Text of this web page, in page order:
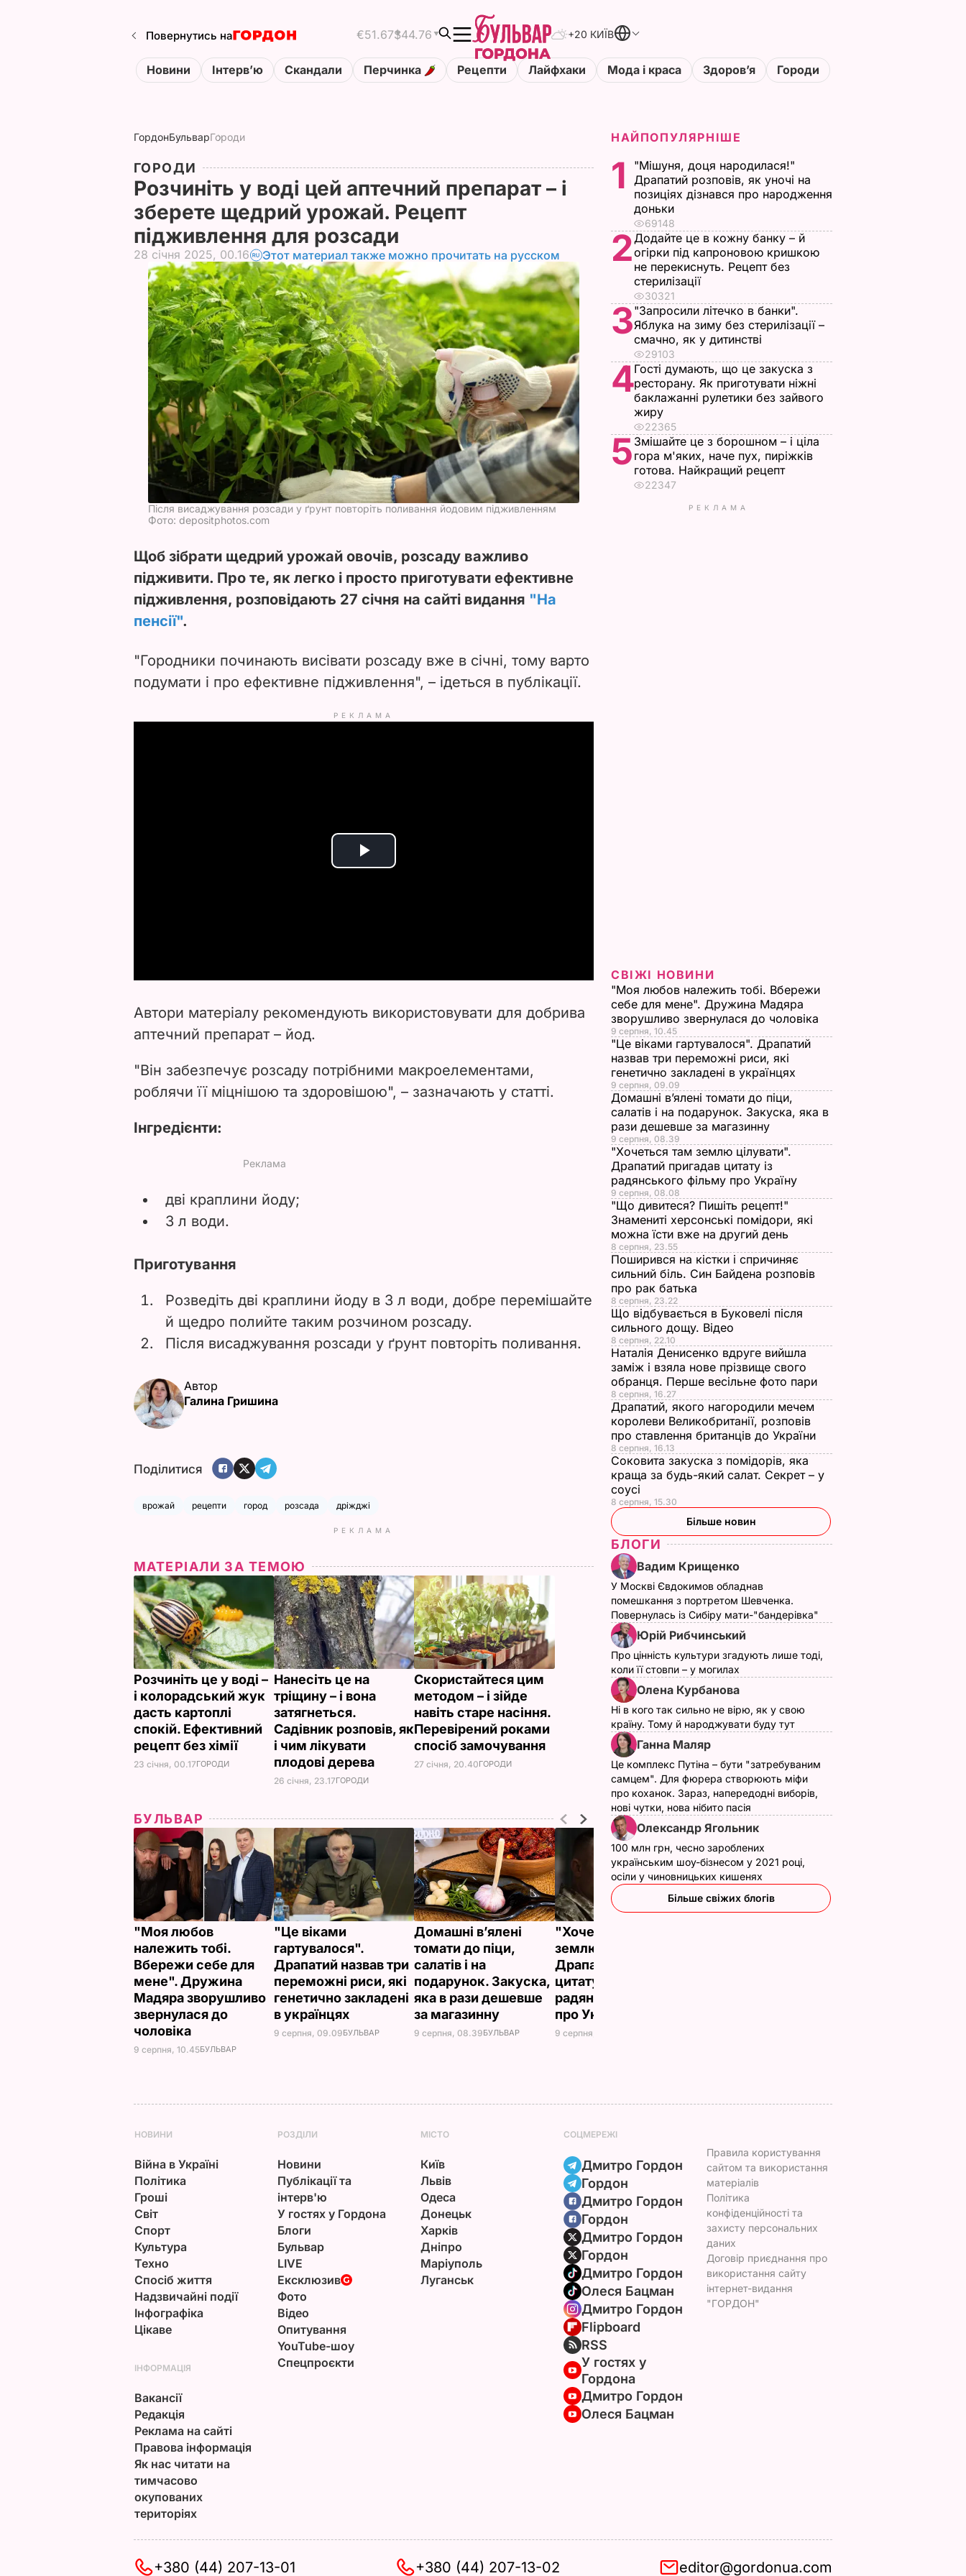
Повернутись на €51.67$44.76 +20 КИЇВ
Новини Інтервʼю Скандали Перчинка Рецепти Лайфхаки Мода і краса Здоровʼя Городи
ГордонБульварГороди
ГОРОДИ
Розчиніть у воді цей аптечний препарат – і
зберете щедрий урожай. Рецепт
підживлення для розсади
28 січня 2025, 00.16 Этот материал также можно прочитать на русском
Після висаджування розсади у ґрунт повторіть поливання йодовим підживленням
Фото: depositphotos.com
Щоб зібрати щедрий урожай овочів, розсаду важливо
підживити. Про те, як легко і просто приготувати ефективне
підживлення, розповідають 27 січня на сайті видання "На
пенсії".
"Городники починають висівати розсаду вже в січні, тому варто
подумати і про ефективне підживлення", – ідеться в публікації.
РЕКЛАМА
P
d
e
Автори матеріалу рекомендують використовувати для добрива
аптечний препарат – йод.
"Він забезпечує розсаду потрібними макроелементами,
роблячи її міцнішою та здоровішою", – зазначають у статті.
Інгредієнти:
дві краплини йоду;
3 л води.
Приготування
Розведіть дві краплини йоду в 3 л води, добре перемішайте
й щедро полийте таким розчином розсаду.
Після висаджування розсади у ґрунт повторіть поливання.
Автор
Галина Гришина
Поділитися
врожай рецепти город розсада дріжджі
РЕКЛАМА
МАТЕРІАЛИ ЗА ТЕМОЮ
Розчиніть це у воді –
і колорадський жук
дасть картоплі
спокій. Ефективний
рецепт без хімії
23 січня, 00.17ГОРОДИ
Нанесіть це на
тріщину – і вона
затягнеться.
Садівник розповів, як
і чим лікувати
плодові дерева
26 січня, 23.17ГОРОДИ
Скористайтеся цим
методом – і зійде
навіть старе насіння.
Перевірений роками
спосіб замочування
27 січня, 20.40ГОРОДИ
БУЛЬВАР
"Моя любов
належить тобі.
Вбережи себе для
мене". Дружина
Мадяра зворушливо
звернулася до
чоловіка
9 серпня, 10.45БУЛЬВАР
"Це віками
гартувалося".
Драпатий назвав три
переможні риси, які
генетично закладені
в українцях
9 серпня, 09.09БУЛЬВАР
Домашні в’ялені
томати до піци,
салатів і на
подарунок. Закуска,
яка в рази дешевше
за магазинну
9 серпня, 08.39БУЛЬВАР
"Хочеться там
землю цілувати".
Драпатий пригадав
цитату із
радянського фільму
про Україну
9 серпня, 08.08
НАЙПОПУЛЯРНІШЕ
1
"Мішуня, доця народилася!"
Драпатий розповів, як уночі на
позиціях дізнався про народження
доньки
69148
2Додайте це в кожну банку – й
огірки під капроновою кришкою
не перекиснуть. Рецепт без
стерилізації
30321
3"Запросили літечко в банки".
Яблука на зиму без стерилізації –
смачно, як у дитинстві
29103
4Гості думають, що це закуска з
ресторану. Як приготувати ніжні
баклажанні рулетики без зайвого
жиру
22365
5 Змішайте це з борошном – і ціла
гора м'яких, наче пух, пиріжків
готова. Найкращий рецепт
22347
РЕКЛАМА
СВІЖІ НОВИНИ
"Моя любов належить тобі. Вбережи
себе для мене". Дружина Мадяра
зворушливо звернулася до чоловіка
9 серпня, 10.45
"Це віками гартувалося". Драпатий
назвав три переможні риси, які
генетично закладені в українцях
9 серпня, 09.09
Домашні в’ялені томати до піци,
салатів і на подарунок. Закуска, яка в
рази дешевше за магазинну
9 серпня, 08.39
"Хочеться там землю цілувати".
Драпатий пригадав цитату із
радянського фільму про Україну
9 серпня, 08.08
"Що дивитеся? Пишіть рецепт!"
Знамениті херсонські помідори, які
можна їсти вже на другий день
8 серпня, 23.55
Поширився на кістки і спричиняє
сильний біль. Син Байдена розповів
про рак батька
8 серпня, 23.22
Що відбувається в Буковелі після
сильного дощу. Відео
8 серпня, 22.10
Наталія Денисенко вдруге вийшла
заміж і взяла нове прізвище свого
обранця. Перше весільне фото пари
8 серпня, 16.27
Драпатий, якого нагородили мечем
королеви Великобританії, розповів
про ставлення британців до України
8 серпня, 16.13
Соковита закуска з помідорів, яка
краща за будь-який салат. Секрет – у
соусі
8 серпня, 15.30
Більше новин
БЛОГИ
Вадим Крищенко
У Москві Євдокимов обладнав
помешкання з портретом Шевченка.
Повернулась із Сибіру мати-"бандерівка"
Юрій Рибчинський
Про цінність культури згадують лише тоді,
коли її стовпи – у могилах
Олена Курбанова
Ні в кого так сильно не вірю, як у свою
країну. Тому й народжувати буду тут
Ганна Маляр
Це комплекс Путіна – бути "затребуваним
самцем". Для фюрера створюють міфи
про коханок. Зараз, напередодні виборів,
нові чутки, нова нібито пасія
Олександр Ягольник
100 млн грн, чесно зароблених
українським шоу-бізнесом у 2021 році,
осіли у чиновницьких кишенях
Більше свіжих блогів
НОВИНИ
Війна в Україні
Політика
Гроші
Світ
Спорт
Культура
Техно
Спосіб життя
Надзвичайні події
Інфографіка
Цікаве
РОЗДІЛИ
Новини
Публікації та
інтерв'ю
У гостях у Гордона
Блоги
Бульвар
LIVE
Ексклюзив
Фото
Відео
Опитування
YouTube-шоу
Спецпроєкти
МІСТО
Київ
Львів
Одеса
Донецьк
Харків
Дніпро
Маріуполь
Луганськ
СОЦМЕРЕЖІ
Дмитро Гордон
Гордон
Дмитро Гордон
Гордон
Дмитро Гордон
Гордон
Дмитро Гордон
Олеся Бацман
Дмитро Гордон
Flipboard
RSS
У гостях у
Гордона
Дмитро Гордон
Олеся Бацман
ІНФОРМАЦІЯ
Вакансії
Редакція
Реклама на сайті
Правова інформація
Як нас читати на
тимчасово
окупованих
територіях
Правила користування
сайтом та використання
матеріалів
Політика
конфіденційності та
захисту персональних
даних
Договір приєднання про
використання сайту
інтернет-видання
"ГОРДОН"
+380 (44) 207-13-01 +380 (44) 207-13-02 editor@gordonua.com